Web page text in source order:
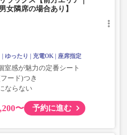
男女隣席の場合あり】
ゆったり 充電OK 座席指定
室感が魅力の定番シート
ード)つき
ならない
〜 予約に進む